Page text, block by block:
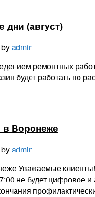
(август)
byadmin
ремонтных
будет работать по
в Воронеже
byadmin
Уважаемые
не будет цифровое